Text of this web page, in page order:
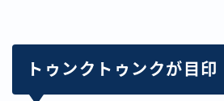
トゥンクトゥンクが目印